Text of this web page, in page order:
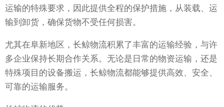
运输的特殊要求，因此提供全程的保护措施，从装载、运
输到卸货，确保货物不受任何损害。
尤其在阜新地区，长鲸物流积累了丰富的运输经验，与许
多企业保持长期合作关系。无论是日常的物资运输，还是
特殊项目的设备搬运，长鲸物流都能够提供高效、安全、
可靠的运输服务。